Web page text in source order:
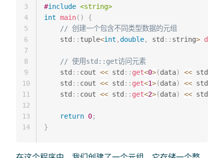
#include <string>
int main( )
{
// 创建一个包含不同类型数据的元组
    std
:: tuple<int ,double, std :: string> data
// 使用std::get访问元素
    std
:: cout << std :: get<0>(data) << std
    std
:: cout << std :: get<1>(data) << std
    std
:: cout << std :: get<2>(data) << std
return 0;
}
3
4
5
6
7
8
9
10
11
12
13
14